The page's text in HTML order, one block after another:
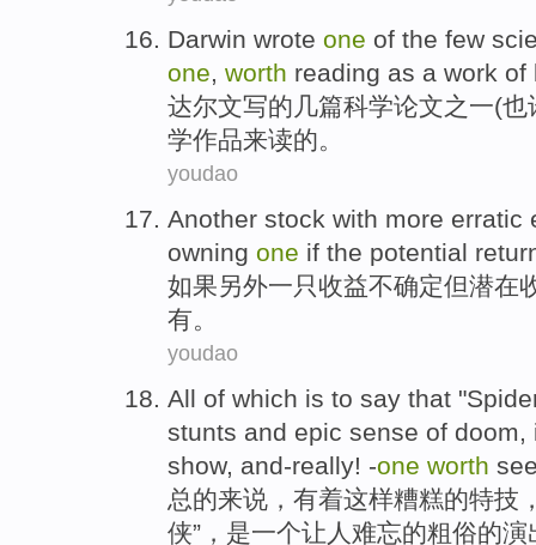
Darwin wrote one of the few
one, worth reading as a work of
达尔文写的 几篇科学论文之一(也
学作品来读的。
youdao
Another stock with more erratic
owning one if the potential
如果另外一只 收益不确定但潜在
有。
youdao
All of which is to say that "
stunts and epic sense of doom,
show, and-really! -one worth
总的来说 ，有着这样糟糕的特技
侠”， 是一个让人难忘的粗俗的演